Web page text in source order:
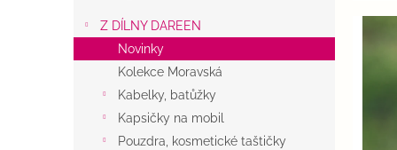
a
n
Z DÍLNY DAREEN
Novinky
Kolekce Moravská
Kabelky, batůžky
Kapsičky na mobil
Pouzdra, kosmetické taštičky